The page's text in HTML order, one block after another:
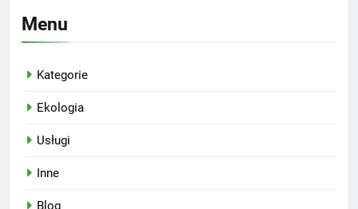
Menu
Kategorie
Ekologia
Usługi
Inne
Blog